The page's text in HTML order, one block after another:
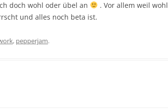
doch wohl oder übel an
. Vor allem weil wohl
und alles noch beta ist.
, pepperjam.